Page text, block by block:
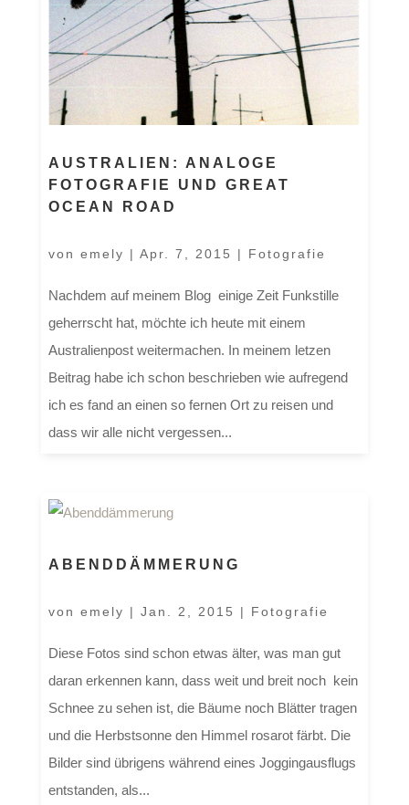
AUSTRALIEN: ANALOGE
FOTOGRAFIE UND GREAT
OCEAN ROAD
von emely | Apr. 7, 2015 | Fotografie
Nachdem auf meinem Blog einige Zeit Funkstille
geherrscht hat, möchte ich heute mit einem
Australienpost weitermachen. In meinem letzen
Beitrag habe ich schon beschrieben wie aufregend
ich es fand an einen so fernen Ort zu reisen und
dass wir alle nicht vergessen...
ABENDDÄMMERUNG
von emely | Jan. 2, 2015 | Fotografie
Diese Fotos sind schon etwas älter, was man gut
daran erkennen kann, dass weit und breit noch kein
Schnee zu sehen ist, die Bäume noch Blätter tragen
und die Herbstsonne den Himmel rosarot färbt. Die
Bilder sind übrigens während eines Joggingausflugs
entstanden, als...